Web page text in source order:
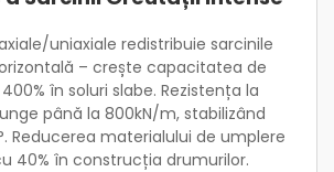
uniaxiale redistribuie sarcinile
– crește capacitatea de
în soluri slabe. Rezistența la
până la 800kN/m, stabilizând
Reducerea materialului de umplere
40% în construcția drumurilor.